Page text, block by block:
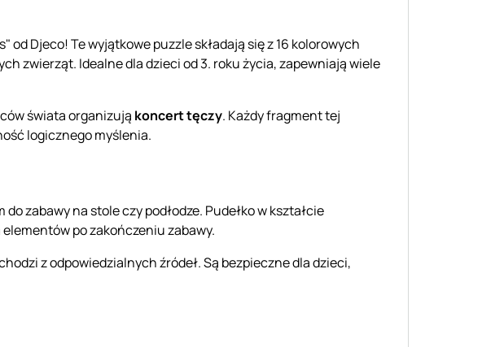
Djeco! Te wyjątkowe puzzle składają się z 16 kolorowych
zwierząt. Idealne dla dzieci od 3. roku życia, zapewniają wiele
świata organizują koncert tęczy. Każdy fragment tej
logicznego myślenia.
zabawy na stole czy podłodze. Pudełko w kształcie
po zakończeniu zabawy.
z odpowiedzialnych źródeł. Są bezpieczne dla dzieci,